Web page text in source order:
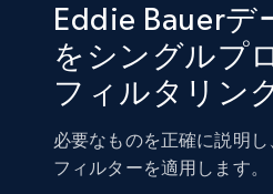
Amazon sellers info
Seller id, URL, Seller name,
info, Stars, Feedbacks,
Eddie Bauerデ
をシングルプ
フィルタリン
必要なものを正確に説明
フィルターを適用します。